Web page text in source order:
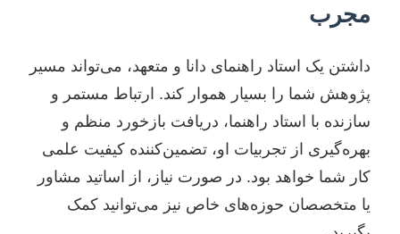
مجرب
داشتن یک استاد راهنمای دانا و متعهد، می‌تواند مسیر
پژوهش شما را بسیار هموار کند. ارتباط مستمر و
سازنده با استاد راهنما، دریافت بازخورد منظم و
بهره‌گیری از تجربیات او، تضمین‌کننده کیفیت علمی
کار شما خواهد بود. در صورت نیاز، از اساتید مشاور
یا متخصصان حوزه‌های خاص نیز می‌توانید کمک